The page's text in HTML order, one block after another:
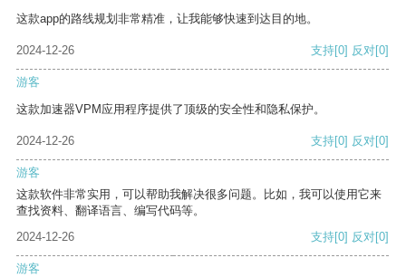
这款app的路线规划非常精准，让我能够快速到达目的地。
2024-12-26 支持[0] 反对[0]
游客
这款加速器VPM应用程序提供了顶级的安全性和隐私保护。
2024-12-26 支持[0] 反对[0]
游客
这款软件非常实用，可以帮助我解决很多问题。比如，我可以使用它来
查找资料、翻译语言、编写代码等。
2024-12-26
支持[0] 反对[0]
游客